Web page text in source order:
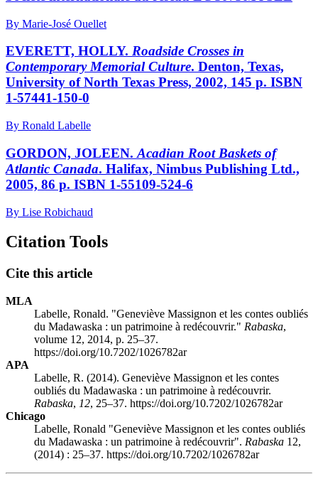
By Marie-José Ouellet
EVERETT, HOLLY. Roadside Crosses in
Contemporary Memorial Culture. Denton, Texas,
University of North Texas Press, 2002, 145 p. ISBN
1-57441-150-0
By Ronald Labelle
GORDON, JOLEEN. Acadian Root Baskets of
Atlantic Canada. Halifax, Nimbus Publishing Ltd.,
2005, 86 p. ISBN 1-55109-524-6
By Lise Robichaud
Citation Tools
Cite this article
MLA
Labelle, Ronald. "Geneviève Massignon et les contes oubliés
du Madawaska : un patrimoine à redécouvrir." Rabaska,
volume 12, 2014, p. 25–37.
https://doi.org/10.7202/1026782ar
APA
Labelle, R. (2014). Geneviève Massignon et les contes
oubliés du Madawaska : un patrimoine à redécouvrir.
Rabaska, 12, 25–37. https://doi.org/10.7202/1026782ar
Chicago
Labelle, Ronald "Geneviève Massignon et les contes oubliés
du Madawaska : un patrimoine à redécouvrir". Rabaska 12,
(2014) : 25–37. https://doi.org/10.7202/1026782ar